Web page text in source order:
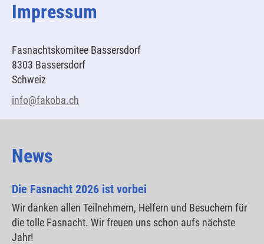
Impressum
Fasnachtskomitee Bassersdorf
8303 Bassersdorf
Schweiz
info@fakoba.ch
News
Die Fasnacht 2026 ist vorbei
Wir danken allen Teilnehmern, Helfern und Besuchern für
die tolle Fasnacht. Wir freuen uns schon aufs nächste
Jahr!